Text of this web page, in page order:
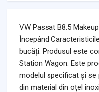
VW Passat B8.5
Începând
bucăți. Produsul este
Station Wagon. Este
modelul specificat și se
din material din oțel